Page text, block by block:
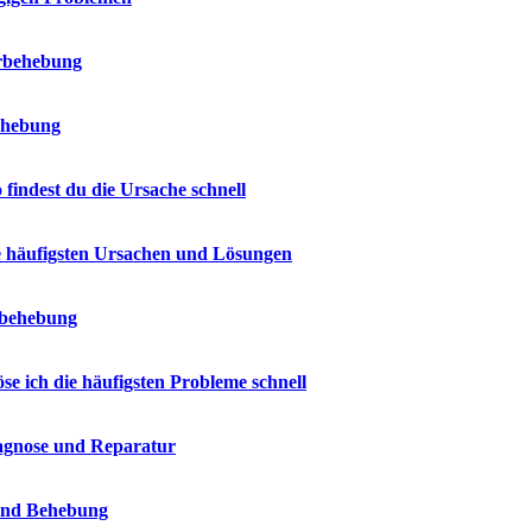
du die Ursache schnell
Ursachen und Lösungen
ich die häufigsten Probleme schnell
und Reparatur
Behebung